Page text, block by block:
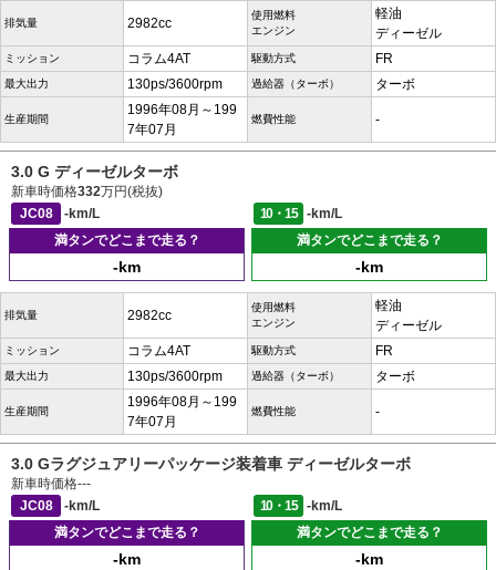
排気量 2982cc
使用燃料
エンジン
軽油
ディーゼル
ミッション コラム4AT 駆動方式 FR
最大出力 130ps/3600rpm 過給器（ターボ） ターボ
生産期間
1996年08月～199
7年07月
燃費性能 -
3.0 G ディーゼルターボ
新車時価格332万円(税抜)
JC08
-km/L 10・15
-km/L
満タンでどこまで走る？
-km
満タンでどこまで走る？
-km
排気量 2982cc
使用燃料
エンジン
軽油
ディーゼル
ミッション コラム4AT 駆動方式 FR
最大出力 130ps/3600rpm 過給器（ターボ） ターボ
生産期間
1996年08月～199
7年07月
燃費性能 -
3.0 Gラグジュアリーパッケージ装着車 ディーゼルターボ
新車時価格---
JC08
-km/L 10・15
-km/L
満タンでどこまで走る？
-km
満タンでどこまで走る？
-km